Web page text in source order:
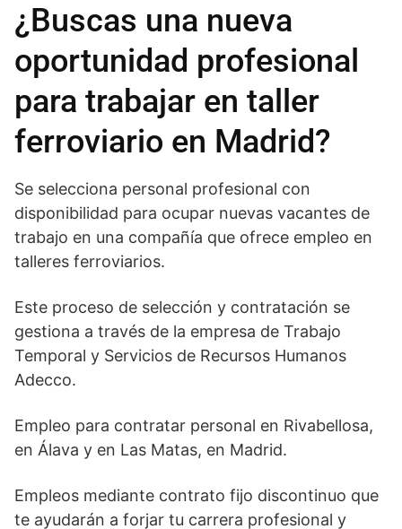
¿Buscas una nueva
oportunidad profesional
para trabajar en taller
ferroviario en Madrid?
Se selecciona personal profesional con
disponibilidad para ocupar nuevas vacantes de
trabajo en una compañía que ofrece empleo en
talleres ferroviarios.
Este proceso de selección y contratación se
gestiona a través de la empresa de Trabajo
Temporal y Servicios de Recursos Humanos
Adecco.
Empleo para contratar personal en Rivabellosa,
en Álava y en Las Matas, en Madrid.
Empleos mediante contrato fijo discontinuo que
te ayudarán a forjar tu carrera profesional y